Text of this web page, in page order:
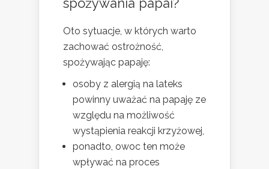
Oto sytuacje, w których warto
zachować ostrożność,
spożywając papaję:
osoby z alergią na lateks
powinny uważać na papaję ze
względu na możliwość
wystąpienia reakcji krzyżowej,
ponadto, owoc ten może
wpływać na proces